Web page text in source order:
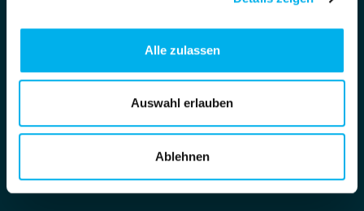
Alle zulassen
Auswahl erlauben
Ablehnen
Terms and Conditions
What's new?
News
Press-centre
Dates